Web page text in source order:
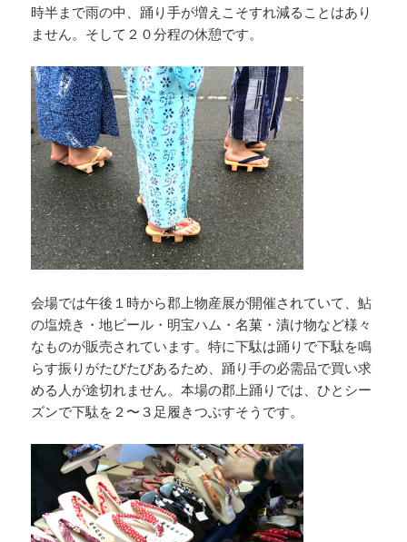
時半まで雨の中、踊り手が増えこそすれ減ることはあり
ません。そして２０分程の休憩です。
会場では午後１時から郡上物産展が開催されていて、鮎
の塩焼き・地ビール・明宝ハム・名菓・漬け物など様々
なものが販売されています。特に下駄は踊りで下駄を鳴
らす振りがたびたびあるため、踊り手の必需品で買い求
める人が途切れません。本場の郡上踊りでは、ひとシー
ズンで下駄を２〜３足履きつぶすそうです。